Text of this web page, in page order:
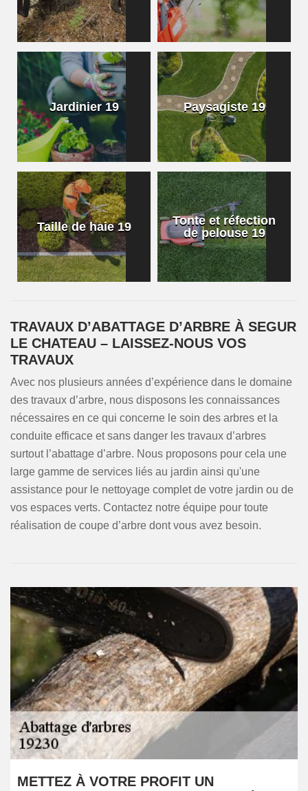
Jardinier 19 Paysagiste 19
Taille de haie 19
Tonte et réfection
de pelouse 19
TRAVAUX D’ABATTAGE D’ARBRE À SEGUR
LE CHATEAU – LAISSEZ-NOUS VOS
TRAVAUX
Avec nos plusieurs années d’expérience dans le domaine
des travaux d’arbre, nous disposons les connaissances
nécessaires en ce qui concerne le soin des arbres et la
conduite efficace et sans danger les travaux d’arbres
surtout l’abattage d’arbre. Nous proposons pour cela une
large gamme de services liés au jardin ainsi qu'une
assistance pour le nettoyage complet de votre jardin ou de
vos espaces verts. Contactez notre équipe pour toute
réalisation de coupe d’arbre dont vous avez besoin.
METTEZ À VOTRE PROFIT UN